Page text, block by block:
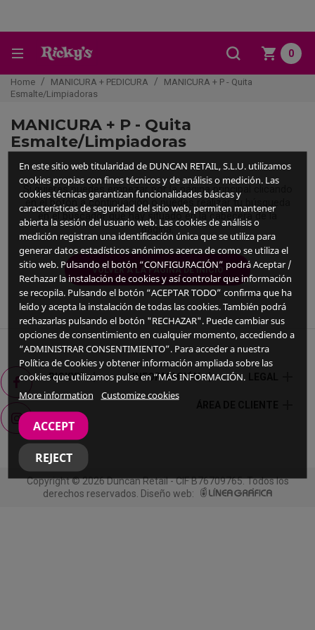
0
Home MANICURA + PEDICURA
MANICURA + P - Quita
Esmalte/Limpiadoras
MANICURA + P - Quita
Esmalte/Limpiadoras
Si quieres puedes empezar por la página principal clicando
en el botón a continuación o puedes realizar tu búsqueda
en el buscador que hay situado en la cabecera de la
página.
VOLVER A LA PÁGINA DE INICIO
INFORMACIÓNadd
RICKY'Sadd
Facebook
En este sitio web titularidad de DUNCAN RETAIL, S.L.U. utilizamos
cookies propias con fines técnicos y de análisis o medición. Las
cookies técnicas garantizan funcionalidades básicas y
características de seguridad del sitio web, permiten mantener
abierta la sesión del usuario web. Las cookies de análisis o
medición registran una identificación única que se utiliza para
generar datos estadísticos anónimos acerca de como se utiliza el
sitio web. Pulsando el botón “CONFIGURACIÓN” podrá Aceptar /
Rechazar la instalación de cookies y así controlar que información
se recopila. Pulsando el botón “ACEPTAR TODO” confirma que ha
leído y acepta la instalación de todas las cookies. También podrá
rechazarlas pulsando el botón "RECHAZAR". Puede cambiar sus
opciones de consentimiento en cualquier momento, accediendo a
“ADMINISTRAR CONSENTIMIENTO”. Para acceder a nuestra
Política de Cookies y obtener información ampliada sobre las
cookies que utilizamos pulse en “MÁS INFORMACIÓN.
More information
Customize cookies
REJECT
ACCEPT
Copyright © 2026 Duncan Retail - CIF B76709765. Todos los
derechos reservados. Diseño web: